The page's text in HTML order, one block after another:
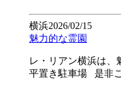
横浜2026/02/15
魅力的な霊園
レ・リアン横浜は、
平置き駐車場 是非